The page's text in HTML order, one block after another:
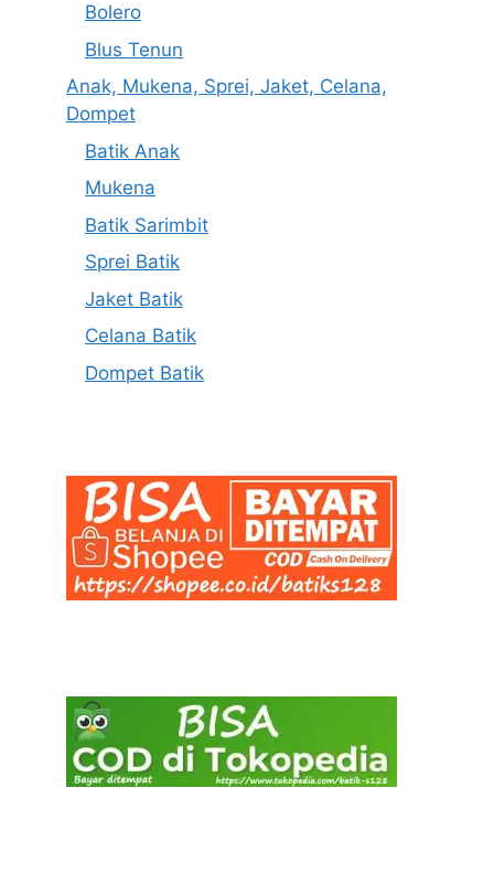
Bolero
Blus Tenun
Anak, Mukena, Sprei, Jaket, Celana,
Dompet
Batik Anak
Mukena
Batik Sarimbit
Sprei Batik
Jaket Batik
Celana Batik
Dompet Batik